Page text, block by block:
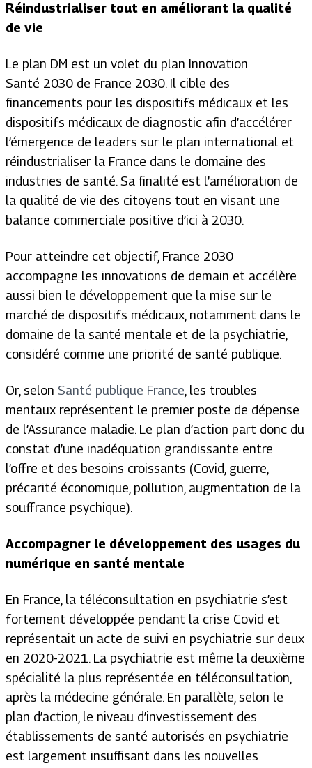
Réindustrialiser tout en améliorant la qualité
de vie
Le plan DM est un volet du plan Innovation
Santé 2030 de France 2030. Il cible des
financements pour les dispositifs médicaux et les
dispositifs médicaux de diagnostic afin d’accélérer
l’émergence de leaders sur le plan international et
réindustrialiser la France dans le domaine des
industries de santé. Sa finalité est l’amélioration de
la qualité de vie des citoyens tout en visant une
balance commerciale positive d’ici à 2030.
Pour atteindre cet objectif, France 2030
accompagne les innovations de demain et accélère
aussi bien le développement que la mise sur le
marché de dispositifs médicaux, notamment dans le
domaine de la santé mentale et de la psychiatrie,
considéré comme une priorité de santé publique.
Or, selon Santé publique France , les troubles
mentaux représentent le premier poste de dépense
de l’Assurance maladie. Le plan d’action part donc du
constat d’une inadéquation grandissante entre
l’offre et des besoins croissants (Covid, guerre,
précarité économique, pollution, augmentation de la
souffrance psychique).
Accompagner le développement des usages du
numérique en santé mentale
En France, la téléconsultation en psychiatrie s’est
fortement développée pendant la crise Covid et
représentait un acte de suivi en psychiatrie sur deux
en 2020-2021. La psychiatrie est même la deuxième
spécialité la plus représentée en téléconsultation,
après la médecine générale. En parallèle, selon le
plan d’action, le niveau d’investissement des
établissements de santé autorisés en psychiatrie
est largement insuffisant dans les nouvelles